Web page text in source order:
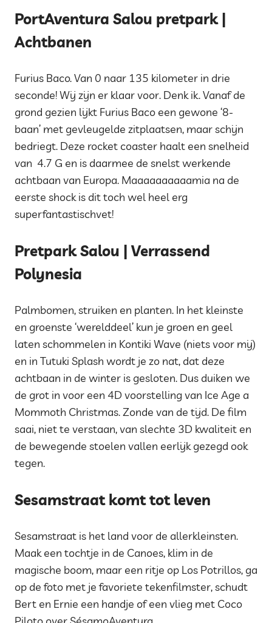
PortAventura Salou pretpark |
Achtbanen
Furius Baco. Van 0 naar 135 kilometer in drie
seconde! Wij zijn er klaar voor. Denk ik. Vanaf de
grond gezien lijkt Furius Baco een gewone ‘8-
baan’ met gevleugelde zitplaatsen, maar schijn
bedriegt. Deze rocket coaster haalt een snelheid
van 4.7 G en is daarmee de snelst werkende
achtbaan van Europa. Maaaaaaaaaamia na de
eerste shock is dit toch wel heel erg
superfantastischvet!
Pretpark Salou | Verrassend
Polynesia
Palmbomen, struiken en planten. In het kleinste
en groenste ‘werelddeel’ kun je groen en geel
laten schommelen in Kontiki Wave (niets voor mij)
en in Tutuki Splash wordt je zo nat, dat deze
achtbaan in de winter is gesloten. Dus duiken we
de grot in voor een 4D voorstelling van Ice Age a
Mommoth Christmas. Zonde van de tijd. De film
saai, niet te verstaan, van slechte 3D kwaliteit en
de bewegende stoelen vallen eerlijk gezegd ook
tegen.
Sesamstraat komt tot leven
Sesamstraat is het land voor de allerkleinsten.
Maak een tochtje in de Canoes, klim in de
magische boom, maar een ritje op Los Potrillos, ga
op de foto met je favoriete tekenfilmster, schudt
Bert en Ernie een handje of een vlieg met Coco